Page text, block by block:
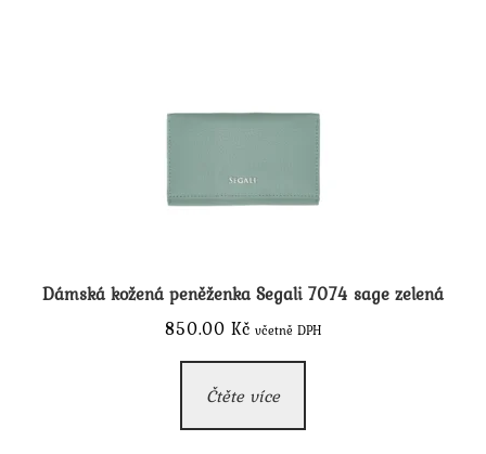
Dámská kožená peněženka Segali 7074 sage zelená
850.00 Kč včetně DPH
Čtěte více